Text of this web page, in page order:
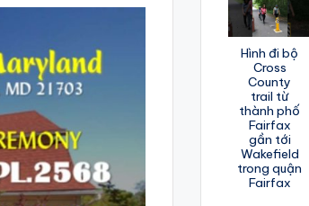
Hình đi bộ
Cross
County
trail từ
thành phố
Fairfax
gần tới
Wakefield
trong quận
Fairfax